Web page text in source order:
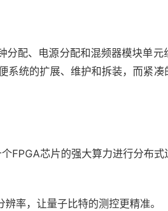
配、电源分配和混频器模块单元
系统的扩展、维护和拆装，而紧
FPGA芯片的强大算力进行分布
率，让量子比特的测控更精准。